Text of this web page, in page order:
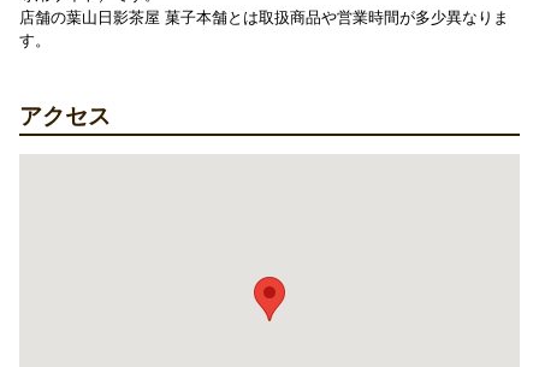
店舗の葉山日影茶屋 菓子本舗とは取扱商品や営業時間が多少異なりま
す。
アクセス